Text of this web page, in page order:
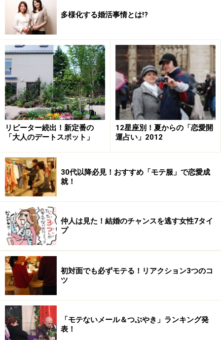
「人の顔立ちは千差万別。雑誌で学ぶのもいいけれど、
自分に合ったメイクを一度プロに教えてもらっておくの
もおすすめですよ」とは多賀谷紘美さん
「特別な道具は要りません。普段お使いのメイク用品で
も、『愛され顔』に仕上げることは十分できますよ」と
軽やかな笑顔で話すのは、青山のヘアサロンKURASHIGE
の多賀谷紘美さん。美容歴約10年という豊富なキャリア
と気さくな人柄が評判を呼び、雑誌の取材からお客さん
の恋のお悩みまで引っ張りダコの売れっ子ヘアメイクア
ーティストです。
多賀谷さんによれば、「愛され顔」になるためのメイク
のポイントは、たったの5つ！ しかも、どれもとっても
簡単です。
多様化する婚活事情とは!?
リピーター続出！新定番の
「大人のデートスポット」
12星座別！夏からの「恋愛開
運占い」2012
30代以降必見！おすすめ「モテ服」で恋愛成
就！
仲人は見た！結婚のチャンスを逃す女性7タイ
プ
初対面でも必ずモテる！リアクション3つのコ
ツ
「モテないメール＆つぶやき」ランキング発
表！